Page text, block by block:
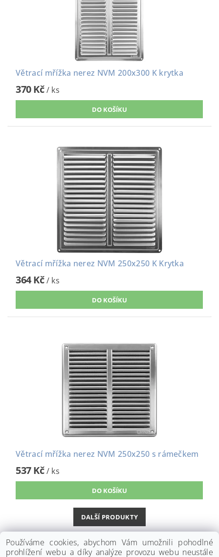
Větrací mřížka nerez NVM 200x300 K krytka
370 Kč/ ks
Větrací mřížka nerez NVM 250x250 K Krytka
364 Kč/ ks
Větrací mřížka nerez NVM 250x250 s rámečkem
537 Kč/ ks
DALŠÍ PRODUKTY
1 2
Používáme cookies, abychom Vám umožnili pohodlné
prohlížení webu a díky analýze provozu webu neustále